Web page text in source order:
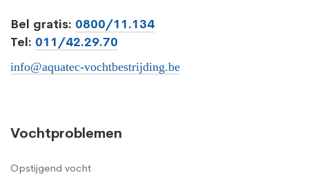
Bel gratis: 0800/11.134
Tel: 011/42.29.70
info@aquatec-vochtbestrijding.be
Vochtproblemen
Opstijgend vocht